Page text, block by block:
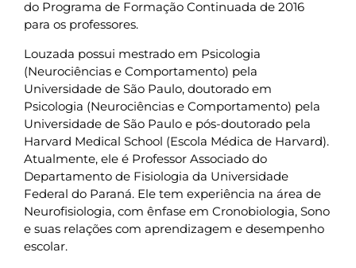
do Programa de Formação Continuada de 2016
para os professores.
Louzada possui mestrado em Psicologia
(Neurociências e Comportamento) pela
Universidade de São Paulo, doutorado em
Psicologia (Neurociências e Comportamento) pela
Universidade de São Paulo e pós-doutorado pela
Harvard Medical School (Escola Médica de Harvard).
Atualmente, ele é Professor Associado do
Departamento de Fisiologia da Universidade
Federal do Paraná. Ele tem experiência na área de
Neurofisiologia, com ênfase em Cronobiologia, Sono
e suas relações com aprendizagem e desempenho
escolar.